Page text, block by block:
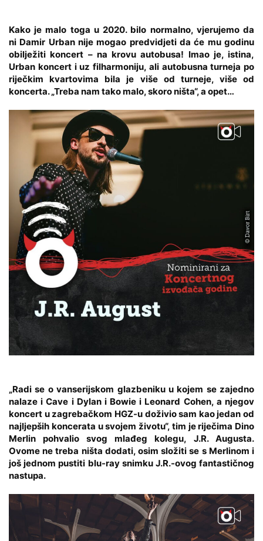
Kako je malo toga u 2020. bilo normalno, vjerujemo da
ni Damir Urbannije mogao predvidjeti da će mu godinu
obilježiti koncert – na krovu autobusa! Imao je, istina,
Urban koncert i uz filharmoniju, ali autobusna turneja po
riječkim kvartovima bila je više od turneje, više od
koncerta. „Treba nam tako malo, skoro ništa“, a opet…
„Radi se o vanserijskom glazbeniku u kojem se zajedno
nalaze i Cave i Dylan i Bowie i Leonard Cohen, a njegov
koncert u zagrebačkom HGZ-u doživio sam kao jedan od
najljepših koncerata u svojem životu“, tim je riječima Dino
Merlin pohvalio svog mlađeg kolegu, J.R. Augusta.
Ovome ne treba ništa dodati, osim složiti se s Merlinom i
još jednom pustiti blu-ray snimku J.R.-ovog fantastičnog
nastupa.